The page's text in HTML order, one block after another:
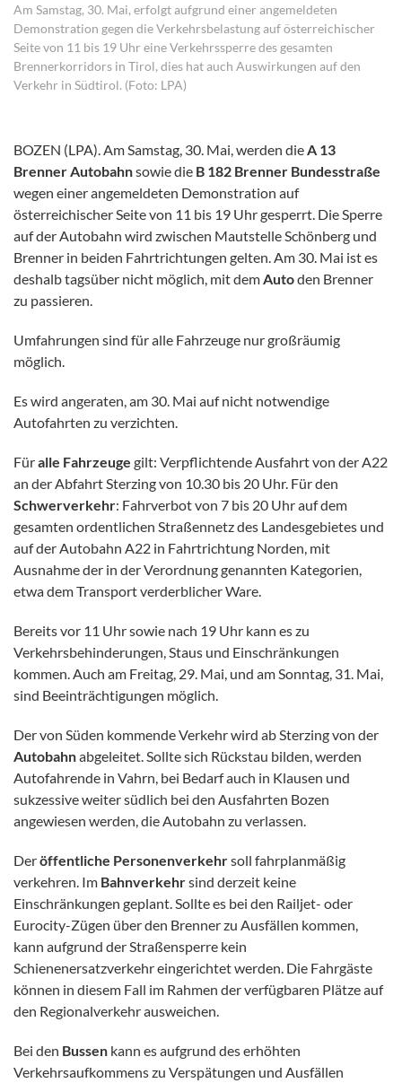
Am Samstag, 30. Mai, erfolgt aufgrund einer angemeldeten
Demonstration gegen die Verkehrsbelastung auf österreichischer
Seite von 11 bis 19 Uhr eine Verkehrssperre des gesamten
Brennerkorridors in Tirol, dies hat auch Auswirkungen auf den
Verkehr in Südtirol. (Foto: LPA)
BOZEN (LPA). Am Samstag, 30. Mai, werden die A 13
Brenner Autobahnsowie die B 182 Brenner Bundesstraße
wegen einer angemeldeten Demonstration auf
österreichischer Seite von 11 bis 19 Uhr gesperrt. Die Sperre
auf der Autobahn wird zwischen Mautstelle Schönberg und
Brenner in beiden Fahrtrichtungen gelten. Am 30. Mai ist es
deshalb tagsüber nicht möglich, mit dem Autoden Brenner
zu passieren.
Umfahrungen sind für alle Fahrzeuge nur großräumig
möglich.
Es wird angeraten, am 30. Mai auf nicht notwendige
Autofahrten zu verzichten.
Füralle Fahrzeuge gilt: Verpflichtende Ausfahrt von der A22
an der Abfahrt Sterzing von 10.30 bis 20 Uhr. Für den
Schwerverkehr: Fahrverbot von 7 bis 20 Uhr auf dem
gesamten ordentlichen Straßennetz des Landesgebietes und
auf der Autobahn A22 in Fahrtrichtung Norden, mit
Ausnahme der in der Verordnung genannten Kategorien,
etwa dem Transport verderblicher Ware.
Bereits vor 11 Uhr sowie nach 19 Uhr kann es zu
Verkehrsbehinderungen, Staus und Einschränkungen
kommen. Auch am Freitag, 29. Mai, und am Sonntag, 31. Mai,
sind Beeinträchtigungen möglich.
Der von Süden kommende Verkehr wird ab Sterzingvon der
Autobahnabgeleitet. Sollte sich Rückstau bilden, werden
Autofahrende in Vahrn, bei Bedarf auch in Klausen und
sukzessive weiter südlich bei den Ausfahrten Bozen
angewiesen werden, die Autobahn zu verlassen.
Deröffentliche Personenverkehrsoll fahrplanmäßig
verkehren. Im Bahnverkehrsind derzeit keine
Einschränkungen geplant. Sollte es bei den Railjet- oder
Eurocity-Zügen über den Brenner zu Ausfällen kommen,
kann aufgrund der Straßensperre kein
Schienenersatzverkehr eingerichtet werden. Die Fahrgäste
können in diesem Fall im Rahmen der verfügbaren Plätze auf
den Regionalverkehr ausweichen.
Bei den Bussen kann es aufgrund des erhöhten
Verkehrsaufkommens zu Verspätungen und Ausfällen